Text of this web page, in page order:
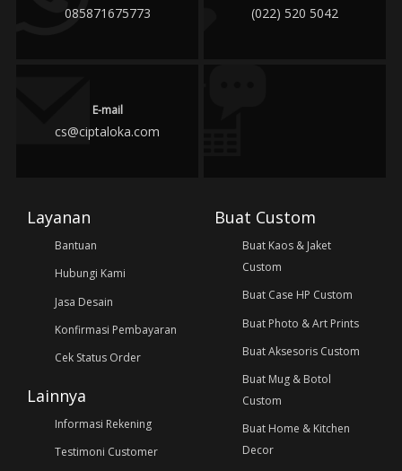
085871675773 (022) 520 5042
E-mail
cs@ciptaloka.com
Layanan
Bantuan
Hubungi Kami
Jasa Desain
Konfirmasi Pembayaran
Cek Status Order
Lainnya
Informasi Rekening
Testimoni Customer
Buat Custom
Buat Kaos & Jaket
Custom
Buat Case HP Custom
Buat Photo & Art Prints
Buat Aksesoris Custom
Buat Mug & Botol
Custom
Buat Home & Kitchen
Decor